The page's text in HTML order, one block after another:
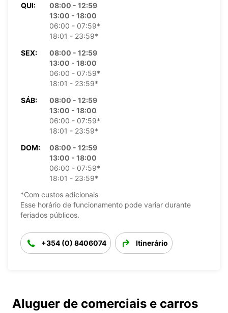
QUI:
08:00 - 12:59
13:00 - 18:00
06:00 - 07:59*
18:01 - 23:59*
SEX:
08:00 - 12:59
13:00 - 18:00
06:00 - 07:59*
18:01 - 23:59*
SÁB:
08:00 - 12:59
13:00 - 18:00
06:00 - 07:59*
18:01 - 23:59*
DOM:
08:00 - 12:59
13:00 - 18:00
06:00 - 07:59*
18:01 - 23:59*
*Com custos adicionais
Esse horário de funcionamento pode variar durante
feriados públicos.
+354 (0) 8406074 Itinerário
Aluguer de comerciais e carros